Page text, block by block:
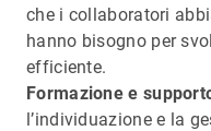
che i collaboratori
hanno bisogno per
efficiente.
Formazione e
l’individuazione e la